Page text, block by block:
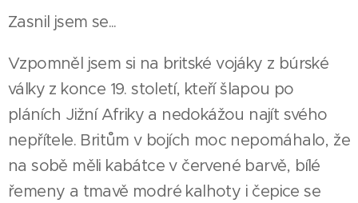
Zasnil jsem se...
Vzpomněl jsem si na britské vojáky z búrské
války z konce 19. století, kteří šlapou po
pláních Jižní Afriky a nedokážou najít svého
nepřítele. Britům v bojích moc nepomáhalo, že
na sobě měli kabátce v červené barvě, bílé
řemeny a tmavě modré kalhoty i čepice se